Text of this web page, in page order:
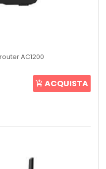
AC1200
ACQUISTA